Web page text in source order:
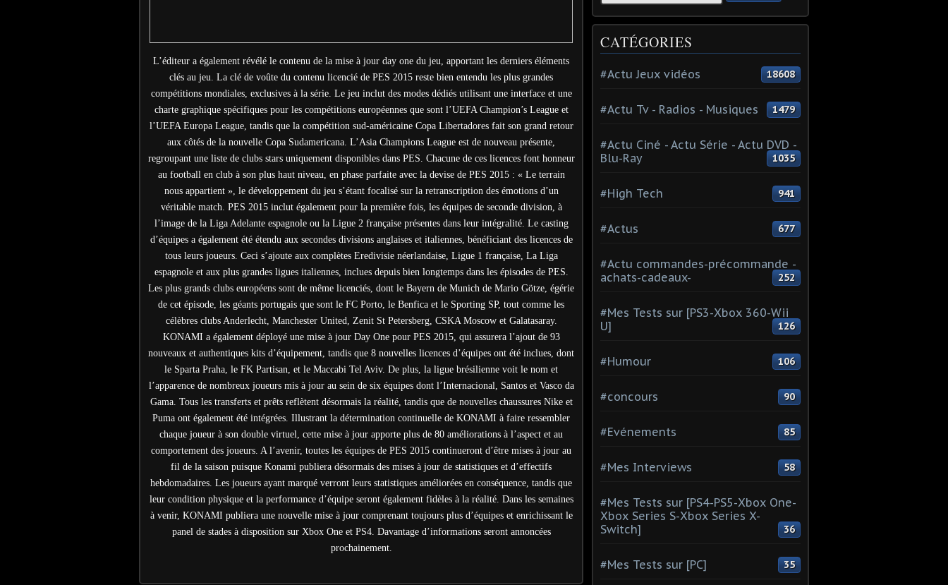
L’éditeur a également révélé le contenu de la mise à jour day one du jeu, apportant les derniers éléments
clés au jeu. La clé de voûte du contenu licencié de PES 2015 reste bien entendu les plus grandes
compétitions mondiales, exclusives à la série. Le jeu inclut des modes dédiés utilisant une interface et une
charte graphique spécifiques pour les compétitions européennes que sont l’UEFA Champion’s League et
l’UEFA Europa League, tandis que la compétition sud-américaine Copa Libertadores fait son grand retour
aux côtés de la nouvelle Copa Sudamericana. L’Asia Champions League est de nouveau présente,
regroupant une liste de clubs stars uniquement disponibles dans PES. Chacune de ces licences font honneur
au football en club à son plus haut niveau, en phase parfaite avec la devise de PES 2015 : « Le terrain
nous appartient », le développement du jeu s’étant focalisé sur la retranscription des émotions d’un
véritable match. PES 2015 inclut également pour la première fois, les équipes de seconde division, à
l’image de la Liga Adelante espagnole ou la Ligue 2 française présentes dans leur intégralité. Le casting
d’équipes a également été étendu aux secondes divisions anglaises et italiennes, bénéficiant des licences de
tous leurs joueurs. Ceci s’ajoute aux complètes Eredivisie néerlandaise, Ligue 1 française, La Liga
espagnole et aux plus grandes ligues italiennes, inclues depuis bien longtemps dans les épisodes de PES.
Les plus grands clubs européens sont de même licenciés, dont le Bayern de Munich de Mario Götze, égérie
de cet épisode, les géants portugais que sont le FC Porto, le Benfica et le Sporting SP, tout comme les
célèbres clubs Anderlecht, Manchester United, Zenit St Petersberg, CSKA Moscow et Galatasaray.
KONAMI a également déployé une mise à jour Day One pour PES 2015, qui assurera l’ajout de 93
nouveaux et authentiques kits d’équipement, tandis que 8 nouvelles licences d’équipes ont été inclues, dont
le Sparta Praha, le FK Partisan, et le Maccabi Tel Aviv. De plus, la ligue brésilienne voit le nom et
l’apparence de nombreux joueurs mis à jour au sein de six équipes dont l’Internacional, Santos et Vasco da
Gama. Tous les transferts et prêts reflètent désormais la réalité, tandis que de nouvelles chaussures Nike et
Puma ont également été intégrées. Illustrant la détermination continuelle de KONAMI à faire ressembler
chaque joueur à son double virtuel, cette mise à jour apporte plus de 80 améliorations à l’aspect et au
comportement des joueurs. A l’avenir, toutes les équipes de PES 2015 continueront d’être mises à jour au
fil de la saison puisque Konami publiera désormais des mises à jour de statistiques et d’effectifs
hebdomadaires. Les joueurs ayant marqué verront leurs statistiques améliorées en conséquence, tandis que
leur condition physique et la performance d’équipe seront également fidèles à la réalité. Dans les semaines
à venir, KONAMI publiera une nouvelle mise à jour comprenant toujours plus d’équipes et enrichissant le
panel de stades à disposition sur Xbox One et PS4. Davantage d’informations seront annoncées
prochainement.
CATÉGORIES
#Actu Jeux vidéos 18608
#Actu Tv - Radios - Musiques 1479
#Actu Ciné - Actu Série - Actu DVD -
Blu-Ray
1035
#High Tech 941
#Actus 677
#Actu commandes-précommande -
achats-cadeaux-
252
#Mes Tests sur [PS3-Xbox 360-Wii
U]
126
#Humour 106
#concours 90
#Evénements 85
#Mes Interviews 58
#Mes Tests sur [PS4-PS5-Xbox One-
Xbox Series S-Xbox Series X-
Switch]
36
#Mes Tests sur [PC] 35